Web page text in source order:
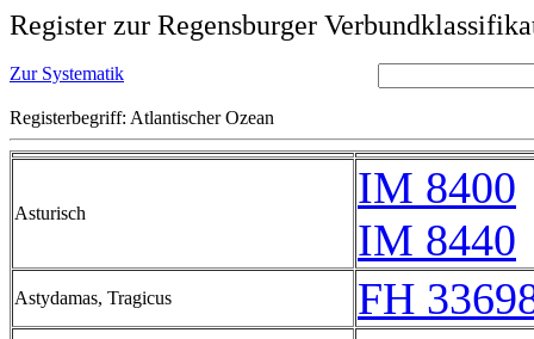
Register zur Regensburger
Zur Systematik
Registerbegriff: Atlantischer Ozean
Asturisch
IM 8400
IM 8440
Astydamas, Tragicus FH